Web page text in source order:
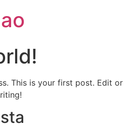
This is your first post. Edit or